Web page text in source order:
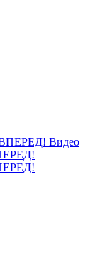
Видео